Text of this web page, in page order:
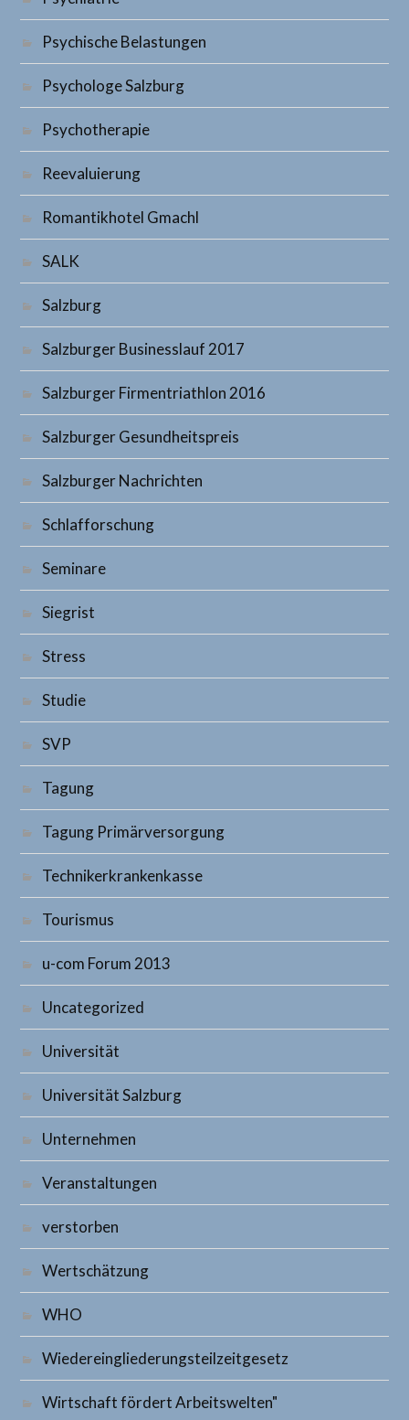
Psychische Belastungen
Psychologe Salzburg
Psychotherapie
Reevaluierung
Romantikhotel Gmachl
SALK
Salzburg
Salzburger Businesslauf 2017
Salzburger Firmentriathlon 2016
Salzburger Gesundheitspreis
Salzburger Nachrichten
Schlafforschung
Seminare
Siegrist
Stress
Studie
SVP
Tagung
Tagung Primärversorgung
Technikerkrankenkasse
Tourismus
u-com Forum 2013
Uncategorized
Universität
Universität Salzburg
Unternehmen
Veranstaltungen
verstorben
Wertschätzung
WHO
Wiedereingliederungsteilzeitgesetz
Wirtschaft fördert Arbeitswelten"